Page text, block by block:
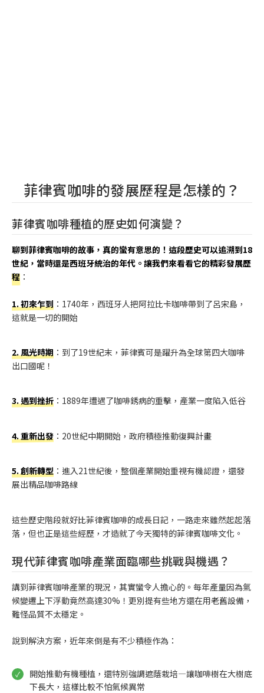
菲律賓咖啡的發展歷程是怎樣的？
菲律賓咖啡種植的歷史如何演變？
聊到菲律賓咖啡的故事，真的蠻有意思的！這段歷史可以追溯到18
世紀，當時還是西班牙統治的年代。讓我們來看看它的精彩發展歷
程 ：
1. 初來乍到 ：1740年，西班牙人把阿拉比卡咖啡帶到了呂宋島，
這就是一切的開始
2. 風光時期 ：到了19世紀末，菲律賓可是躍升為全球第四大咖啡
出口國呢！
3. 遇到挫折 ：1889年遭遇了咖啡銹病的重擊，產業一度陷入低谷
4. 重新出發 ：20世紀中期開始，政府積極推動復興計畫
5. 創新轉型 ：進入21世紀後，整個產業開始重視有機認證，還發
展出精品咖啡路線
這些歷史階段就好比菲律賓咖啡的成長日記，一路走來雖然起起落
落，但也正是這些經歷，才造就了今天獨特的菲律賓咖啡文化。
現代菲律賓咖啡產業面臨哪些挑戰與機遇？
講到菲律賓咖啡產業的現況，其實蠻令人擔心的。每年產量因為氣
候變遷上下浮動竟然高達30%！更別提有些地方還在用老舊設備，
難怪品質不太穩定。
說到解決方案，近年來倒是有不少積極作為：
開始推動有機種植，還特別強調遮蔭栽培—讓咖啡樹在大樹底
下長大，這樣比較不怕氣候異常